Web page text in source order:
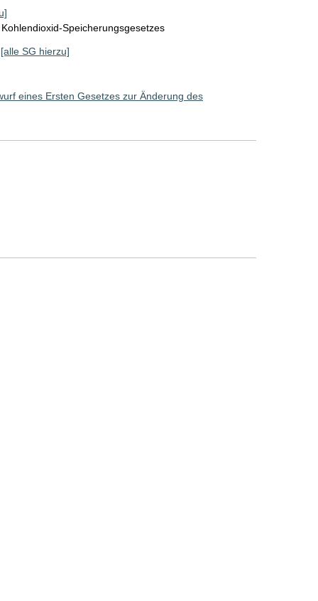
Speicherungsgesetzes
[alle SG hierzu]
eines Ersten Gesetzes zur Änderung des